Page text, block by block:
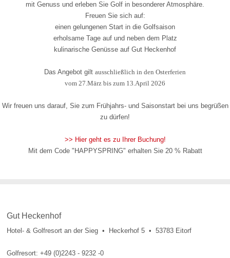
mit Genuss und erleben Sie Golf in besonderer Atmosphäre.
Freuen Sie sich auf:
einen gelungenen Start in die Golfsaison
erholsame Tage auf und neben dem Platz
kulinarische Genüsse auf Gut Heckenhof
Das Angebot gilt ausschließlich in den Osterferien
vom 27.März bis zum 13.April 2026
Wir freuen uns darauf, Sie zum Frühjahrs- und Saisonstart bei uns begrüßen
zu dürfen!
>> Hier geht es zu Ihrer Buchung!
Mit dem Code "HAPPYSPRING" erhalten Sie 20 % Rabatt
Gut Heckenhof
Hotel- & Golfresort an der Sieg • Heckerhof 5 • 53783 Eitorf
Golfresort: +49 (0)2243 - 9232 -0